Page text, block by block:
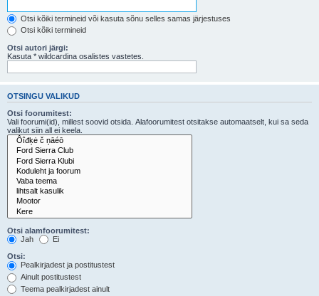
Otsi kõiki termineid või kasuta sõnu selles samas järjestuses
Otsi kõiki termineid
Otsi autori järgi:
Kasuta * wildcardina osalistes vastetes.
OTSINGU VALIKUD
Otsi foorumitest:
Vali foorumi(id), millest soovid otsida. Alafoorumitest otsitakse automaatselt, kui sa seda
valikut siin all ei keela.
Otsi alamfoorumitest:
Jah
Ei
Otsi:
Pealkirjadest ja postitustest
Ainult postitustest
Teema pealkirjadest ainult